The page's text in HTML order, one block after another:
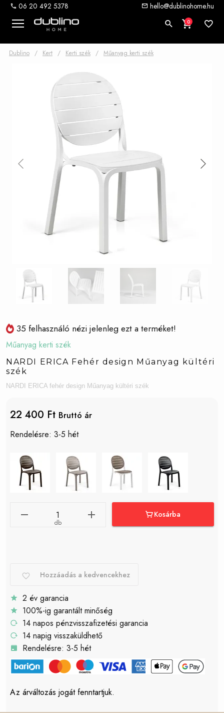
06 20 492 5378 hello@dublinohome.hu
0
Dublino / Kert / Kerti szék / Műanyag kerti szék
35 felhasználó nézi jelenleg ezt a terméket!
Műanyag kerti szék
NARDI ERICA Fehér design Műanyag kültéri
szék
NARDI ERICA fehér design Műanyag kültéri szék
22 400 Ft Bruttó ár
Rendelésre: 3-5 hét
db
Kosárba
Hozzáadás a kedvencekhez
2 év garancia
100%-ig garantált minőség
14 napos pénzvisszafizetési garancia
14 napig visszaküldhető
Rendelésre: 3-5 hét
Az árváltozás jogát fenntartjuk.